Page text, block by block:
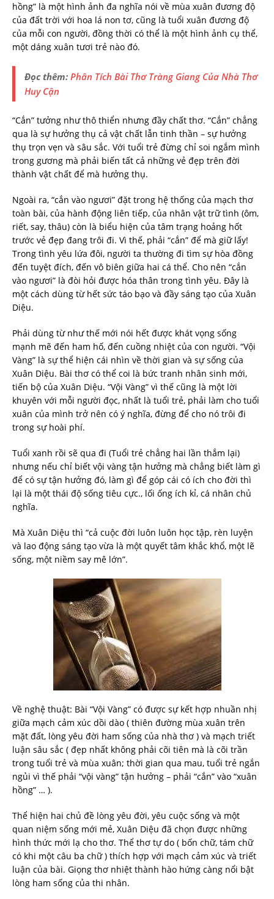
hồng” là một hình ảnh đa nghĩa nói về mùa xuân đương độ
của đất trời với hoa lá non tơ, cũng là tuổi xuân đương độ
của mỗi con người, đồng thời có thể là một hình ảnh cụ thể,
một dáng xuân tươi trẻ nào đó.
Đọc thêm: Phân Tích Bài Thơ Tràng Giang Của Nhà Thơ
Huy Cận
“Cắn” tưởng như thô thiển nhưng đầy chất thơ. “Cắn” chẳng
qua là sự hưởng thụ cả vật chất lẫn tinh thần – sự hưởng
thụ trọn vẹn và sâu sắc. Với tuổi trẻ đừng chỉ soi ngắm mình
trong gương mà phải biến tất cả những vẻ đẹp trên đời
thành vật chất để mà hưởng thụ.
Ngoài ra, “cắn vào ngươi” đặt trong hệ thống của mạch thơ
toàn bài, của hành động liên tiếp, của nhân vật trữ tình (ôm,
riết, say, thâu) còn là biểu hiện của tâm trạng hoảng hốt
trước vẻ đẹp đang trôi đi. Vì thế, phải “cắn” để mà giữ lấy!
Trong tình yêu lứa đôi, người ta thường đi tìm sự hòa đồng
đến tuyệt đích, đến vô biên giữa hai cá thể. Cho nên “cắn
vào ngươi” là đòi hỏi được hóa thân trong tình yêu. Đây là
một cách dùng từ hết sức táo bạo và đầy sáng tạo của Xuân
Diệu.
Phải dùng từ như thế mới nói hết được khát vọng sống
mạnh mẽ đến ham hố, đến cuồng nhiệt của con người. “Vội
Vàng” là sự thể hiện cái nhìn về thời gian và sự sống của
Xuân Diệu. Bài thơ có thể coi là bức tranh nhân sinh mới,
tiến bộ của Xuân Diệu. “Vội Vàng” vì thế cũng là một lời
khuyên với mỗi người đọc, nhất là tuổi trẻ, phải làm cho tuổi
xuân của mình trở nên có ý nghĩa, đừng để cho nó trôi đi
trong sự hoài phí.
Tuổi xanh rồi sẽ qua đi (Tuổi trẻ chẳng hai lần thắm lại)
nhưng nếu chỉ biết vội vàng tận hưởng mà chẳng biết làm gì
để có sự tận hưởng đó, làm gì để góp cái có ích cho đời thì
lại là một thái độ sống tiêu cực., lối ống ích kỉ, cá nhân chủ
nghĩa.
Mà Xuân Diệu thì “cả cuộc đời luôn luôn học tập, rèn luyện
và lao động sáng tạo vừa là một quyết tâm khắc khổ, một lẽ
sống, một niềm say mê lớn”.
Về nghệ thuật: Bài “Vội Vàng” có được sự kết hợp nhuần nhị
giữa mạch cảm xúc dồi dào ( thiên đường mùa xuân trên
mặt đất, lòng yêu đời ham sống của nhà thơ ) và mạch triết
luận sâu sắc ( đẹp nhất không phải cõi tiên mà là cõi trần
trong tuổi trẻ và mùa xuân; thời gian qua mau, tuổi trẻ ngắn
ngủi vì thế phải “vội vàng” tận hưởng – phải “cắn” vào “xuân
hồng” … ).
Thể hiện hai chủ đề lòng yêu đời, yêu cuộc sống và một
quan niệm sống mới mẻ, Xuân Diệu đã chọn được những
hình thức mới lạ cho thơ. Thể thơ tự do ( bốn chữ, tám chữ
có khi một câu ba chữ ) thích hợp với mạch cảm xúc và triết
luận của bài. Giọng thơ nhiệt thành hào hứng càng nổi bật
lòng ham sống của thi nhân.